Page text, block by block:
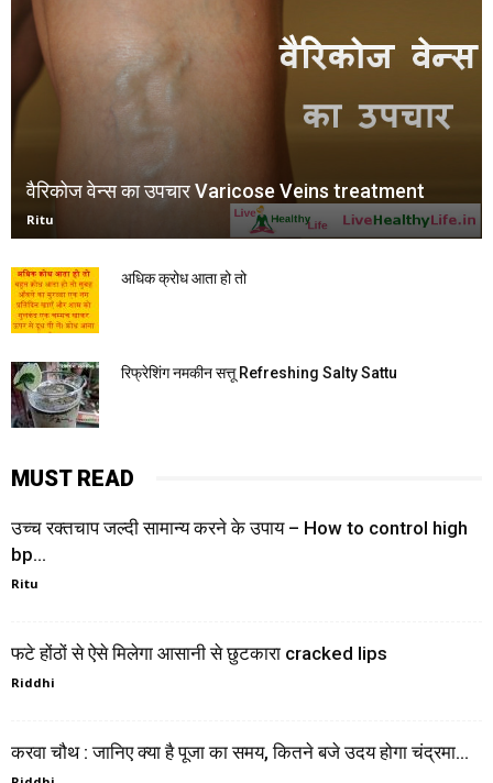
वैरिकोज वेन्स का उपचार Varicose Veins treatment
Ritu
अधिक क्रोध आता हो तो
रिफ्रेशिंग नमकीन सत्तू Refreshing Salty Sattu
MUST READ
उच्च रक्तचाप जल्दी सामान्य करने के उपाय – How to control high
bp...
Ritu
फटे होंठों से ऐसे मिलेगा आसानी से छुटकारा cracked lips
Riddhi
करवा चौथ : जानिए क्‍या है पूजा का समय, कितने बजे उदय होगा चंद्रमा...